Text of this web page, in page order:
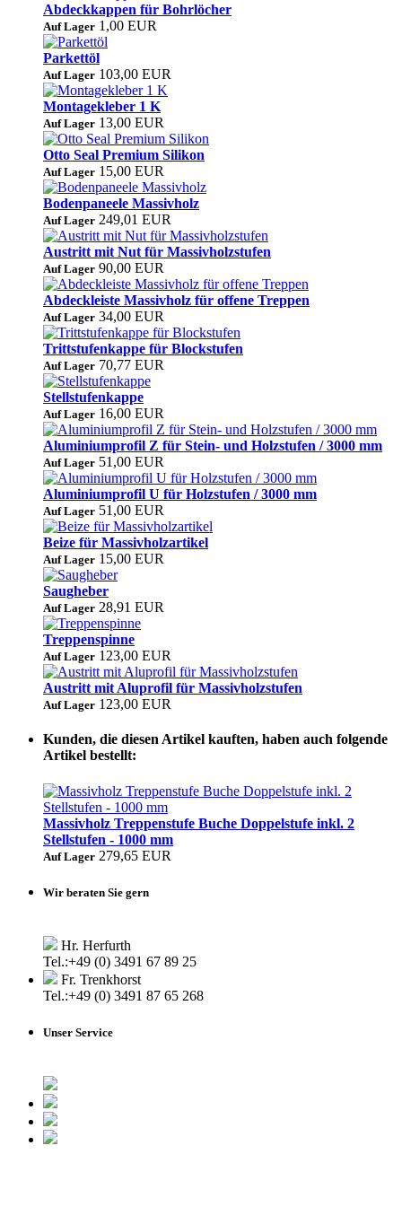
Abdeckkappen für Bohrlöcher
Auf Lager 1,00 EUR
Parkettöl
Auf Lager 103,00 EUR
Montagekleber 1 K
Auf Lager 13,00 EUR
Otto Seal Premium Silikon
Auf Lager 15,00 EUR
Bodenpaneele Massivholz
Auf Lager 249,01 EUR
Austritt mit Nut für Massivholzstufen
Auf Lager 90,00 EUR
Abdeckleiste Massivholz für offene Treppen
Auf Lager 34,00 EUR
Trittstufenkappe für Blockstufen
Auf Lager 70,77 EUR
Stellstufenkappe
Auf Lager 16,00 EUR
Aluminiumprofil Z für Stein- und Holzstufen / 3000 mm
Auf Lager 51,00 EUR
Aluminiumprofil U für Holzstufen / 3000 mm
Auf Lager 51,00 EUR
Beize für Massivholzartikel
Auf Lager 15,00 EUR
Saugheber
Auf Lager 28,91 EUR
Treppenspinne
Auf Lager 123,00 EUR
Austritt mit Aluprofil für Massivholzstufen
Auf Lager 123,00 EUR
Kunden, die diesen Artikel kauften, haben auch folgende
Artikel bestellt:
Massivholz Treppenstufe Buche Doppelstufe inkl. 2
Stellstufen - 1000 mm
Auf Lager 279,65 EUR
Wir beraten Sie gern
Hr. Herfurth
Tel.:+49 (0) 3491 67 89 25
Fr. Trenkhorst
Tel.:+49 (0) 3491 87 65 268
Unser Service